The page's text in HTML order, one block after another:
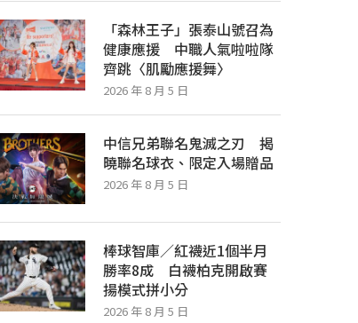
「森林王子」張泰山號召為
健康應援 中職人氣啦啦隊
齊跳〈肌勵應援舞〉
2026 年 8 月 5 日
中信兄弟聯名鬼滅之刃 揭
曉聯名球衣、限定入場贈品
2026 年 8 月 5 日
棒球智庫／紅襪近1個半月
勝率8成 白襪柏克開啟賽
揚模式拼小分
2026 年 8 月 5 日